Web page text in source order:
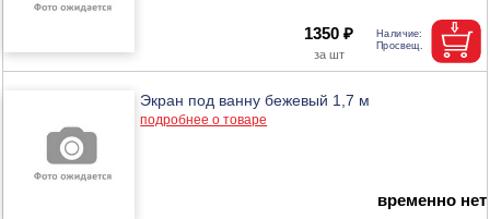
1350 ₽
Экран под ванну бежевый 1,7 м
подробнее о товаре
временно нет